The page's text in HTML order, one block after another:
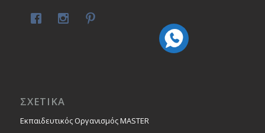
ΣΧΕΤΙΚΑ
Εκπαιδευτικός Οργανισμός MASTER